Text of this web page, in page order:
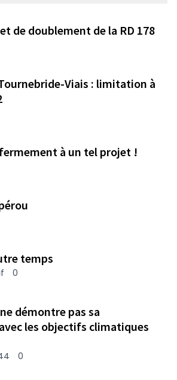
de doublement de la RD 178
Viais : limitation à
à un tel projet !
temps
0
démontre pas sa
les objectifs climatiques
0